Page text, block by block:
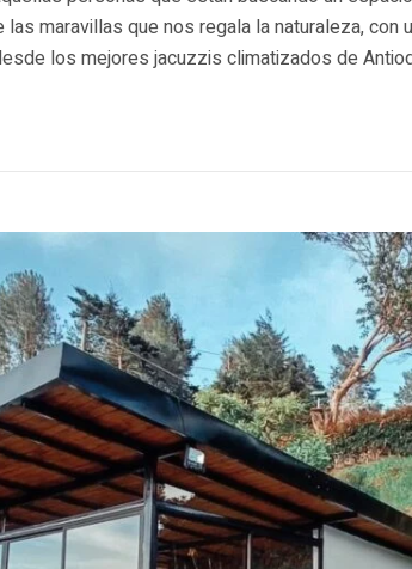
maravillas que nos regala la naturaleza, con
los mejores jacuzzis climatizados de